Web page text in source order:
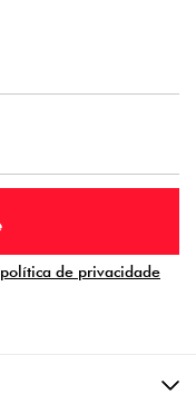
política de privacidade